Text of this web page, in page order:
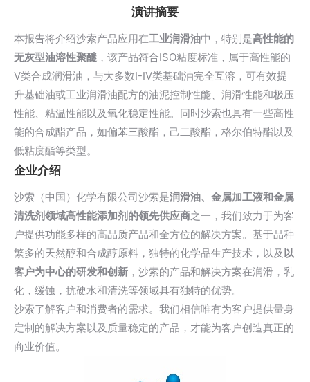
演讲摘要
本报告将介绍沙索产品应用在工业润滑油中，特别是高性能的
无灰型油溶性聚醚 ，该产品符合ISO粘度标准，属于高性能的
V类合成润滑油，与大多数I-IV类基础油完全互溶，可有效提
升基础油或工业润滑油配方的油泥控制性能、润滑性能和极压
性能、粘温性能以及氧化稳定性能。同时沙索也具有一些高性
能的合成酯产品，如偏苯三酸酯，己二酸酯，格尔伯特酯以及
低粘度酯等类型。
企业介绍
沙索（中国）化学有限公司沙索是润滑油、金属加工液和金属
清洗剂领域高性能添加剂的领先供应商之一，我们致力于为客
户提供功能多样的高品质产品和全方位的解决方案。基于品种
繁多的天然醇和合成醇原料，独特的化学品生产技术，以及 以
客户为中心的研发和创新 ，沙索的产品和解决方案在润滑，乳
化，缓蚀，抗硬水和清洗等领域具有独特的优势。
沙索了解客户和消费者的需求。我们相信唯有为客户提供量身
定制的解决方案以及质量稳定的产品，才能为客户创造真正的
商业价值。